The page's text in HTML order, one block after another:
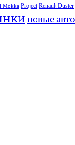
Mokka Project Renault Duster
новые авто